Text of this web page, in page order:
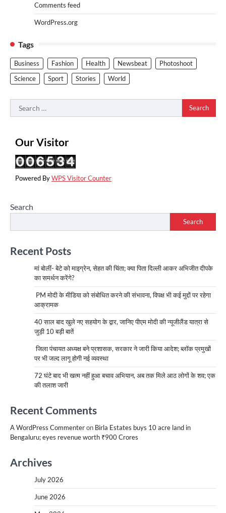
Comments feed
WordPress.org
Tags
Business Fashion Health Newsbeat
Photoshoot
Science
Sport Stories World
Search
for:
Our Visitor
Powered ByWPS Visitor Counter
Search
Search
Recent Posts
मां बोलीं- बेटे को माइग्रेन, सेहत की चिंता; क्या पिता दिल्ली आकर अभिजीत दीपके
का समर्थन करेंगे?
PM मोदी के मीडिया को संबोधित करने की संभावना, विपक्ष भी कई मुद्दों पर रहेगा
आक्रामक
40 साल बाद खुले नए सहयोग के द्वार, जानिए पीएम मोदी की न्यूजीलैंड यात्रा से
जुड़ी 10 बड़ी बातें
जिला पंचायत अध्यक्ष बने प्रशासक, सरकार ने जारी किया आदेश; ब्लॉक प्रमुखों
पर भी जल्द लागू होगी नई व्यवस्था
72 घंटे बाद भी खत्म नहीं हुआ बचाव अभियान, अब तक मिले आठ लोगों के शव; एक
की तलाश जारी
Recent Comments
A WordPress Commenteron Birla Estates buys 10 acre land in
Bengaluru; eyes revenue worth ₹900 Crores
Archives
July 2026
June 2026